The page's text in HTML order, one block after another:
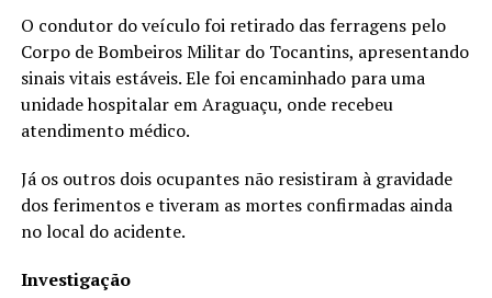
O condutor do veículo foi retirado das ferragens pelo
Corpo de Bombeiros Militar do Tocantins, apresentando
sinais vitais estáveis. Ele foi encaminhado para uma
unidade hospitalar em Araguaçu, onde recebeu
atendimento médico.
Já os outros dois ocupantes não resistiram à gravidade
dos ferimentos e tiveram as mortes confirmadas ainda
no local do acidente.
Investigação